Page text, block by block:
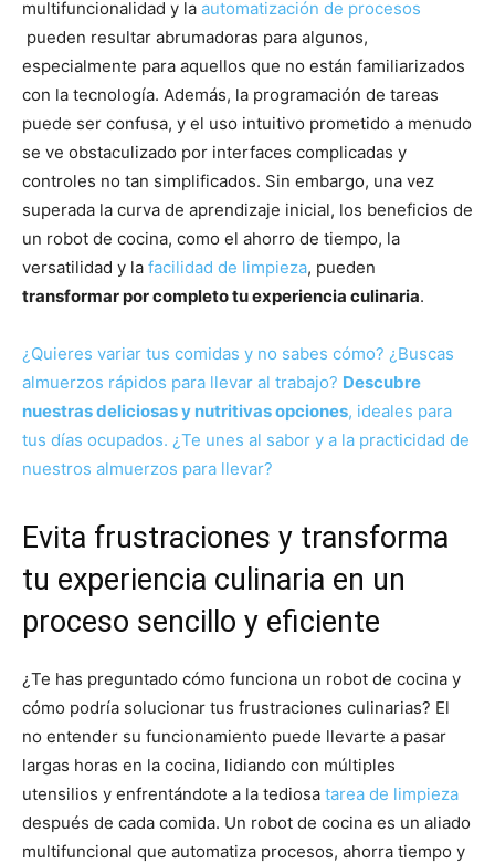
multifuncionalidad y la automatización de procesos
pueden resultar abrumadoras para algunos,
especialmente para aquellos que no están familiarizados
con la tecnología. Además, la programación de tareas
puede ser confusa, y el uso intuitivo prometido a menudo
se ve obstaculizado por interfaces complicadas y
controles no tan simplificados. Sin embargo, una vez
superada la curva de aprendizaje inicial, los beneficios de
un robot de cocina, como el ahorro de tiempo, la
versatilidad y la facilidad de limpieza, pueden
transformar por completo tu experiencia culinaria.
¿Quieres variar tus comidas y no sabes cómo? ¿Buscas
almuerzos rápidos para llevar al trabajo? Descubre
nuestras deliciosas y nutritivas opciones, ideales para
tus días ocupados. ¿Te unes al sabor y a la practicidad de
nuestros almuerzos para llevar?
Evita frustraciones y transforma
tu experiencia culinaria en un
proceso sencillo y eficiente
¿Te has preguntado cómo funciona un robot de cocina y
cómo podría solucionar tus frustraciones culinarias? El
no entender su funcionamiento puede llevarte a pasar
largas horas en la cocina, lidiando con múltiples
utensilios y enfrentándote a la tediosa tarea de limpieza
después de cada comida. Un robot de cocina es un aliado
multifuncional que automatiza procesos, ahorra tiempo y